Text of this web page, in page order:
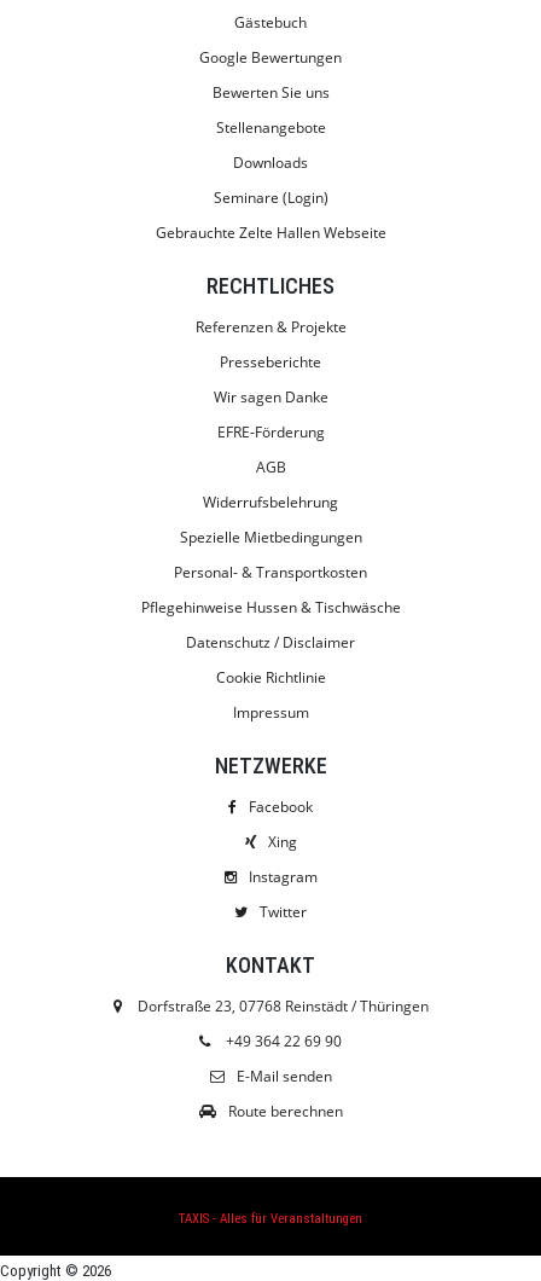
Gästebuch
Google Bewertungen
Bewerten Sie uns
Stellenangebote
Downloads
Seminare (Login)
Gebrauchte Zelte Hallen Webseite
RECHTLICHES
Referenzen & Projekte
Presseberichte
Wir sagen Danke
EFRE-Förderung
AGB
Widerrufsbelehrung
Spezielle Mietbedingungen
Personal- & Transportkosten
Pflegehinweise Hussen & Tischwäsche
Datenschutz / Disclaimer
Cookie Richtlinie
Impressum
NETZWERKE
Facebook
Xing
Instagram
Twitter
KONTAKT
Dorfstraße 23, 07768 Reinstädt / Thüringen
+49 364 22 69 90
E-Mail senden
Route berechnen
TAXIS - Alles für Veranstaltungen
Copyright © 2026